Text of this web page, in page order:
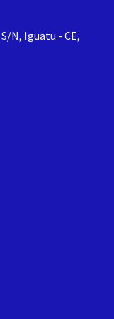
N, Iguatu - CE,